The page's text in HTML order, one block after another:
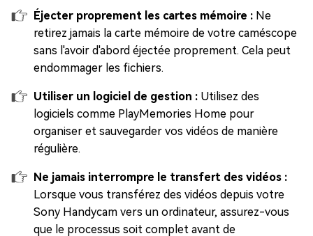
Éjecter proprement les cartes mémoire : Ne
retirez jamais la carte mémoire de votre caméscope
sans l'avoir d'abord éjectée proprement. Cela peut
endommager les fichiers.
Utiliser un logiciel de gestion : Utilisez des
logiciels comme PlayMemories Home pour
organiser et sauvegarder vos vidéos de manière
régulière.
Ne jamais interrompre le transfert des vidéos :
Lorsque vous transférez des vidéos depuis votre
Sony Handycam vers un ordinateur, assurez-vous
que le processus soit complet avant de